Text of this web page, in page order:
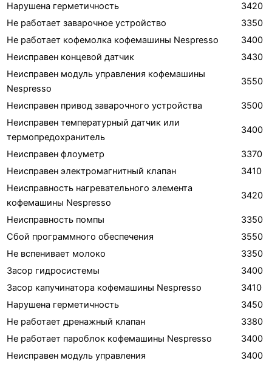
Нарушена герметичность
3420
Не работает заварочное устройство
3350
Не работает кофемолка кофемашины Nespresso
3400
Неисправен концевой датчик
3430
Неисправен модуль управления кофемашины
Nespresso
3550
Неисправен привод заварочного устройства
3500
Неисправен температурный датчик или
термопредохранитель
3400
Неисправен флоуметр
3370
Неисправен электромагнитный клапан
3410
Неисправность нагревательного элемента
кофемашины Nespresso
3420
Неисправность помпы
3350
Сбой программного обеспечения
3550
Не вспенивает молоко
3350
Засор гидросистемы
3400
Засор капучинатора кофемашины Nespresso
3410
Нарушена герметичность
3450
Не работает дренажный клапан
3380
Не работает пароблок кофемашины Nespresso
3400
Неисправен модуль управления
3400